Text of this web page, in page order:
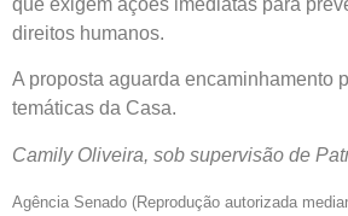
que exigem ações imediatas para
direitos humanos.
A proposta aguarda encaminhamento
temáticas da Casa.
Camily Oliveira, sob supervisão de
Agência Senado (Reprodução autorizada